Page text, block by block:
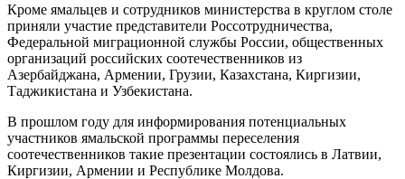
Кроме ямальцев и сотрудников министерства в круглом столе
приняли участие представители Россотрудничества,
Федеральной миграционной службы России, общественных
организаций российских соотечественников из
Азербайджана, Армении, Грузии, Казахстана, Киргизии,
Таджикистана и Узбекистана.
В прошлом году для информирования потенциальных
участников ямальской программы переселения
соотечественников такие презентации состоялись в Латвии,
Киргизии, Армении и Республике Молдова.